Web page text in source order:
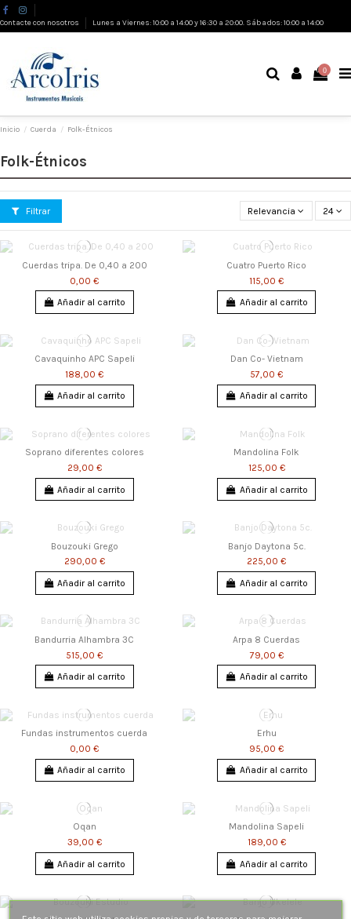
Contacte con nosotros Lunes a Viernes: 10:00 a 14:00 y 16:30 a 20:00. Sábados: 10:00 a 14:00
0
Inicio Cuerda Folk-Étnicos
Folk-Étnicos
Filtrar Relevancia 24
Cuerdas tripa. De 0,40 a 200
0,00 €
Añadir al carrito
Cuatro Puerto Rico
115,00 €
Añadir al carrito
Cavaquinho APC Sapeli
188,00 €
Añadir al carrito
Dan Co- Vietnam
57,00 €
Añadir al carrito
Soprano diferentes colores
29,00 €
Añadir al carrito
Mandolina Folk
125,00 €
Añadir al carrito
Bouzouki Grego
290,00 €
Añadir al carrito
Banjo Daytona 5c.
225,00 €
Añadir al carrito
Bandurria Alhambra 3C
515,00 €
Añadir al carrito
Arpa 8 Cuerdas
79,00 €
Añadir al carrito
Fundas instrumentos cuerda
0,00 €
Añadir al carrito
Erhu
95,00 €
Añadir al carrito
Oqan
39,00 €
Añadir al carrito
Mandolina Sapeli
189,00 €
Añadir al carrito